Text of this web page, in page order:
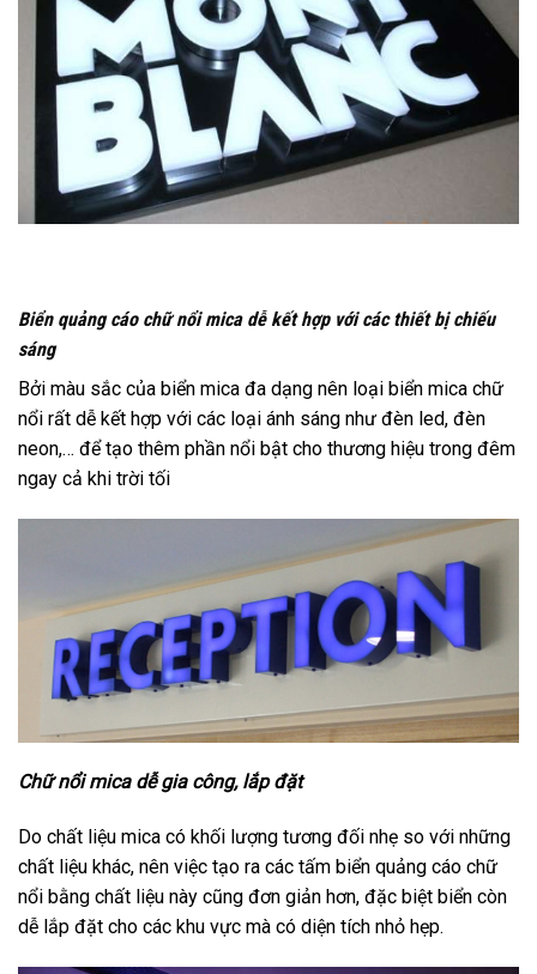
Biển quảng cáo chữ nổi mica dễ kết hợp với các thiết bị chiếu
sáng
Bởi màu sắc của biển mica đa dạng nên loại biển mica chữ
nổi rất dễ kết hợp với các loại ánh sáng như đèn led, đèn
neon,… để tạo thêm phần nổi bật cho thương hiệu trong đêm
ngay cả khi trời tối
Chữ nổi mica dễ gia công, lắp đặt
Do chất liệu mica có khối lượng tương đối nhẹ so với những
chất liệu khác, nên việc tạo ra các tấm biển quảng cáo chữ
nổi bằng chất liệu này cũng đơn giản hơn, đặc biệt biển còn
dễ lắp đặt cho các khu vực mà có diện tích nhỏ hẹp.